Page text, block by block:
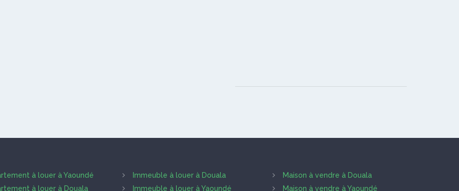
à louer à Yaoundé
à louer à Douala
Immeuble à louer à Douala
Immeuble à louer à Yaoundé
Maison à vendre à Douala
Maison à vendre à Yaoundé